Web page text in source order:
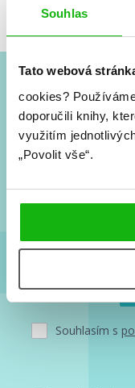
Souhlas
Tato webová
cookies?
doporučili knihy,
využitím
„Povolit vše“.
Vše kolem
Nové knihy, co se
Souhlasím s